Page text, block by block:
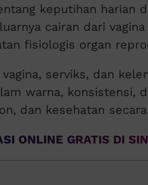
keputihan harian
cairan dari
fisiologis organ
serviks, dan
warna, konsistensi,
dan kesehatan
ONLINE GRATIS DI